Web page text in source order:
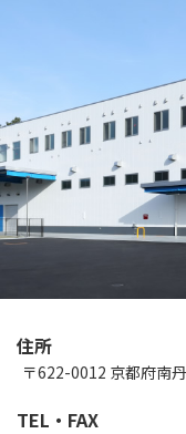
住所
〒622-0012 京都府南
TEL・FAX